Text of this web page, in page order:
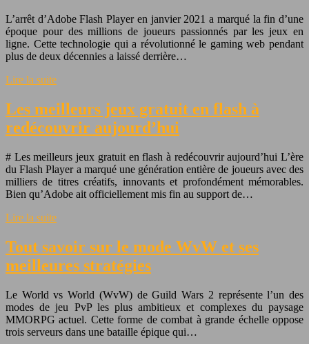
L’arrêt d’Adobe Flash Player en janvier 2021 a marqué la fin d’une
époque pour des millions de joueurs passionnés par les jeux en
ligne. Cette technologie qui a révolutionné le gaming web pendant
plus de deux décennies a laissé derrière…
Lire la suite
Les meilleurs jeux gratuit en flash à
redécouvrir aujourd’hui
# Les meilleurs jeux gratuit en flash à redécouvrir aujourd’hui L’ère
du Flash Player a marqué une génération entière de joueurs avec des
milliers de titres créatifs, innovants et profondément mémorables.
Bien qu’Adobe ait officiellement mis fin au support de…
Lire la suite
Tout savoir sur le mode WvW et ses
meilleures stratégies
Le World vs World (WvW) de Guild Wars 2 représente l’un des
modes de jeu PvP les plus ambitieux et complexes du paysage
MMORPG actuel. Cette forme de combat à grande échelle oppose
trois serveurs dans une bataille épique qui…